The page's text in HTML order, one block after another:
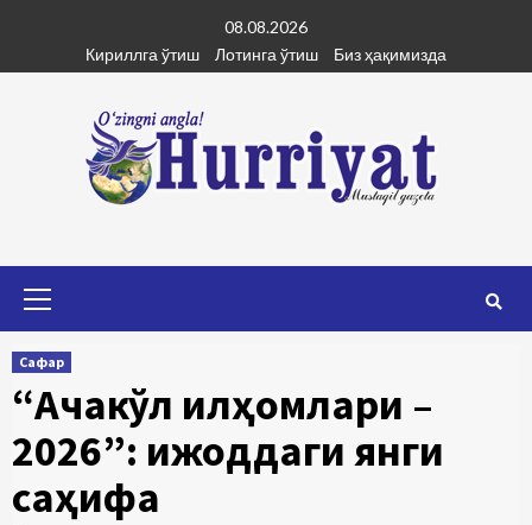
content
08.08.2026
Кириллга ўтиш
Лотинга ўтиш Биз ҳақимизда
Сафар
“Ақчакўл илҳомлари –
2026”: ижоддаги янги
саҳифа